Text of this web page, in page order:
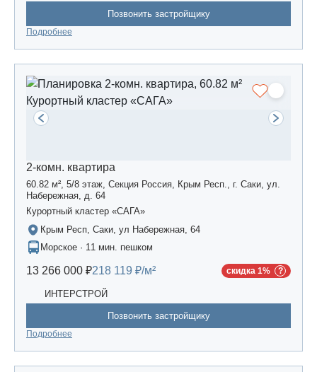
Позвонить застройщику
Подробнее
2-комн. квартира
60.82 м², 5/8 этаж, Секция Россия, Крым Респ., г. Саки, ул.
Набережная, д. 64
Курортный кластер «САГА»
Крым Респ, Саки, ул Набережная, 64
Морское · 11 мин. пешком
13 266 000 ₽218 119 ₽/м² скидка 1%
ИНТЕРСТРОЙ
Позвонить застройщику
Подробнее